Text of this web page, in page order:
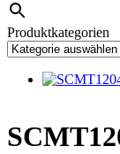
Produktkategorien